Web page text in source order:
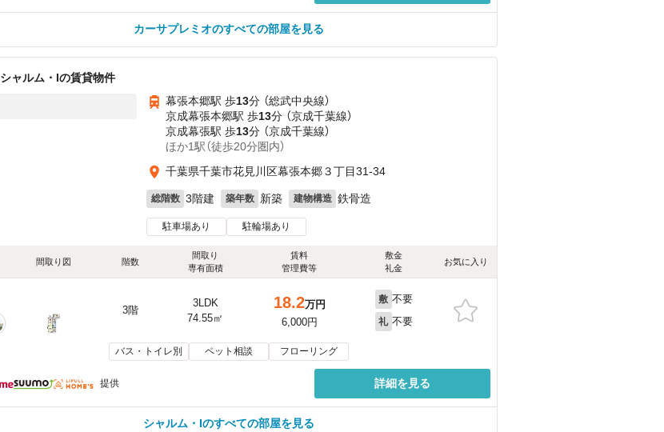
カーサプレミオのすべての部屋を見る
シャルム・Iの賃貸物件
幕張本郷駅 歩13分 （総武中央線）
京成幕張本郷駅 歩13分 （京成千葉線）
京成幕張駅 歩13分 （京成千葉線）
ほか1駅（徒歩20分圏内）
千葉県千葉市花見川区幕張本郷３丁目31-34
総階数 3階建 築年数 新築 建物構造 鉄骨造
駐車場あり 駐輪場あり
間取り図 階数
間取り
専有面積
賃料
管理費等
敷金
礼金
お気に入り
3階
3LDK
74.55㎡
18.2万円
6,000円
敷 不要
礼 不要
バス・トイレ別 ペット相談 フローリング
提供 詳細を見る
シャルム・Iのすべての部屋を見る